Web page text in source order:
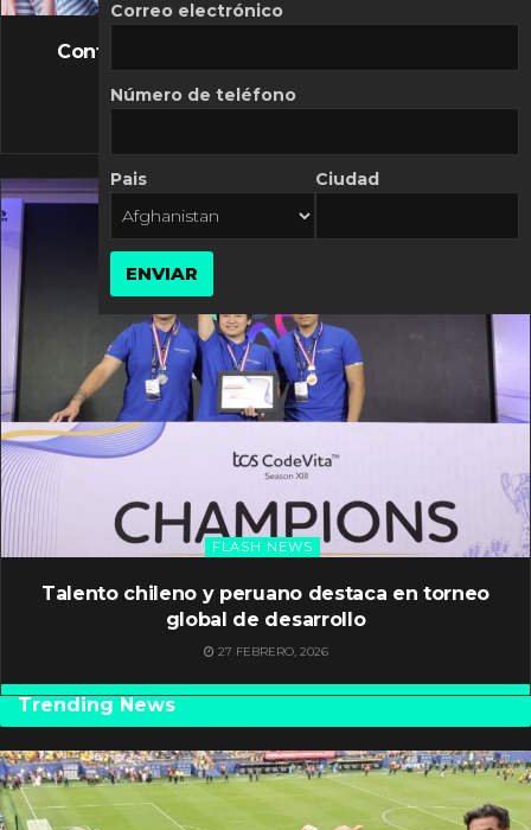
FLASH NEWS
Controversia de Mercado Libre por costos
10 MARZO, 2026
FLASH NEWS
Talento chileno y peruano destaca en torneo
global de desarrollo
27 FEBRERO, 2026
Trending News
Correo electrónico
Número de teléfono
Pais Ciudad
ENVIAR